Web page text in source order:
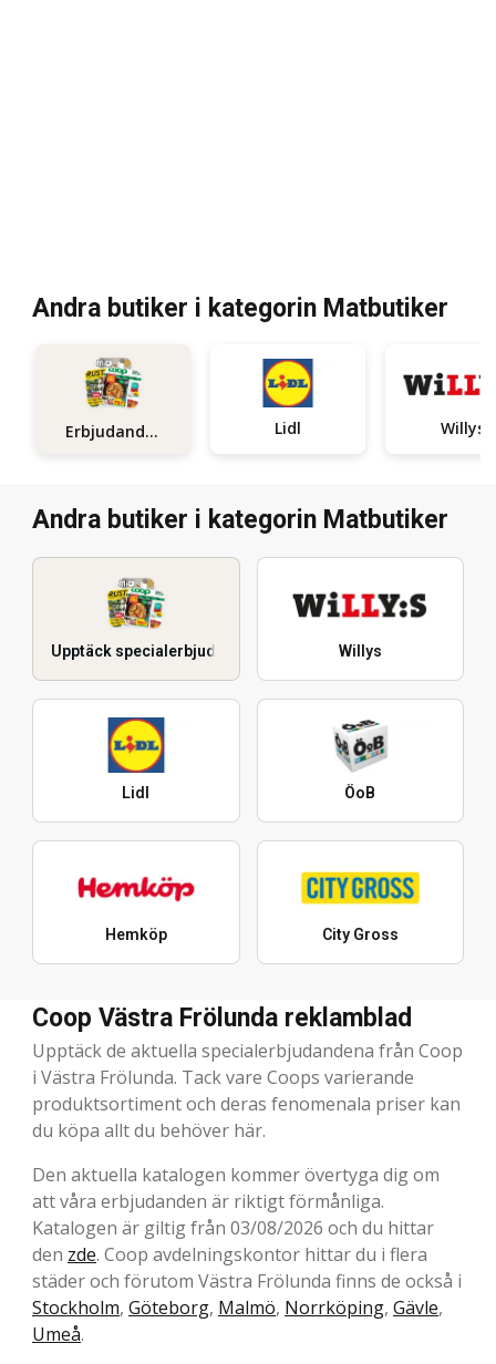
Andra butiker i kategorin Matbutiker
Erbjudanden Lidl Willys
Andra butiker i kategorin Matbutiker
Upptäck specialerbjudanden Willys
Lidl ÖoB
Hemköp City Gross
Coop Västra Frölunda reklamblad
Upptäck de aktuella specialerbjudandena från Coop
i Västra Frölunda. Tack vare Coops varierande
produktsortiment och deras fenomenala priser kan
du köpa allt du behöver här.
Den aktuella katalogen kommer övertyga dig om
att våra erbjudanden är riktigt förmånliga.
Katalogen är giltig från 03/08/2026 och du hittar
den zde. Coop avdelningskontor hittar du i flera
städer och förutom Västra Frölunda finns de också i
Stockholm, Göteborg, Malmö, Norrköping, Gävle,
Umeå.